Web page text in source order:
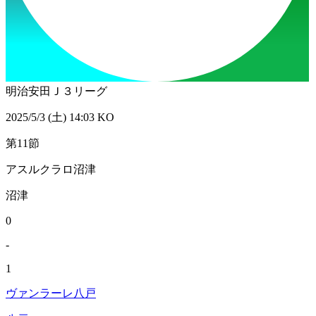
明治安田Ｊ３リーグ
2025/5/3 (土) 14:03 KO
第11節
アスルクラロ沼津
沼津
0
-
1
ヴァンラーレ八戸